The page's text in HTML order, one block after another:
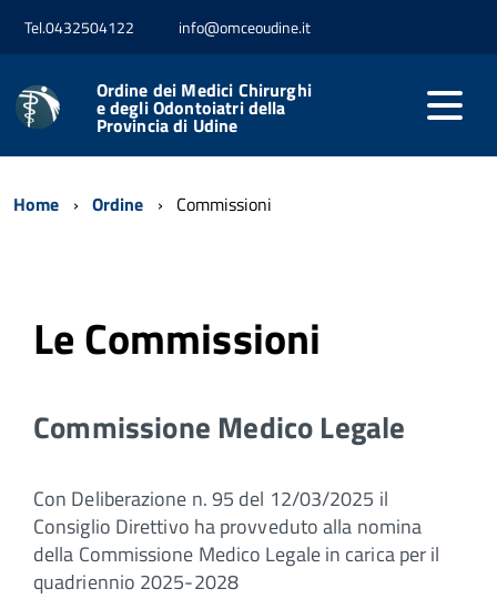
Tel.0432504122 info@omceoudine.it
Ordine dei Medici Chirurghi
e degli Odontoiatri della
Provincia di Udine
Home Ordine Commissioni
Le Commissioni
Commissione Medico Legale
Con Deliberazione n. 95 del 12/03/2025 il
Consiglio Direttivo ha provveduto alla nomina
della Commissione Medico Legale in carica per il
quadriennio 2025-2028